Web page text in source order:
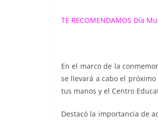
TE RECOMENDAMOS Día
En el marco de la
se llevará a cabo el
tus manos y el Centro
Destacó la importancia de